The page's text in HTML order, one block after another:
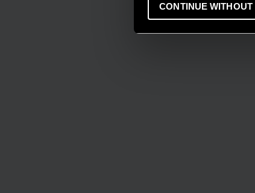
CONTINUE WITHOUT